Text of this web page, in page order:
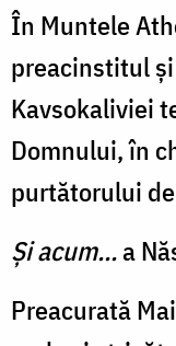
În Muntele
preacinstitul
Kavsokaliviei
Domnului, în
purtătorului
Și acum...a
Preacurată